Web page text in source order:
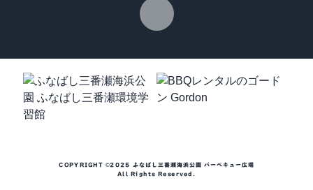
COPYRIGHT ©2025 ふなばし三番瀬海浜公園 バーベキュー広場
All Rights Reserved.